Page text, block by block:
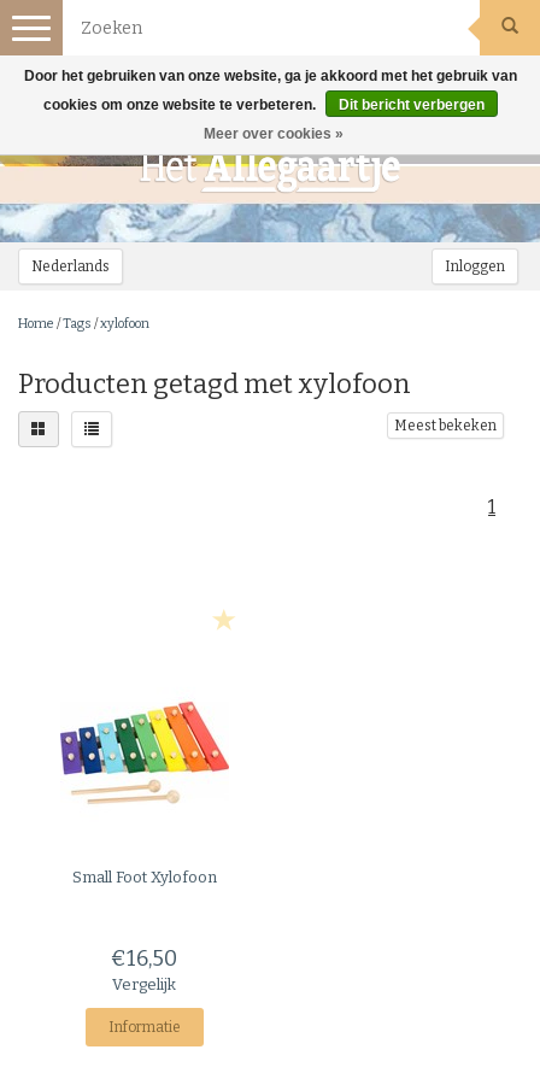
Nederlands Inloggen
Toggle
navigation
Home /Tags /xylofoon
Producten getagd met xylofoon
Meest bekeken
1
Small FootXylofoon
€16,50
Vergelijk
Informatie
Door het gebruiken van onze website, ga je akkoord met het gebruik van
cookies om onze website te verbeteren.
Dit bericht verbergen
Meer over cookies »